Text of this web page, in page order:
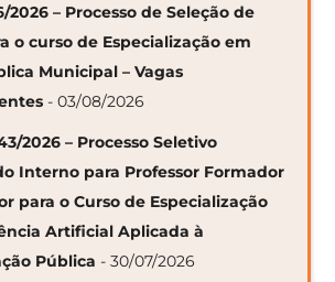
2026 – Processo de Seleção de
o curso de Especialização em
Municipal – Vagas
- 03/08/2026
2026 – Processo Seletivo
Interno para Professor Formador
para o Curso de Especialização
Artificial Aplicada à
Pública - 30/07/2026